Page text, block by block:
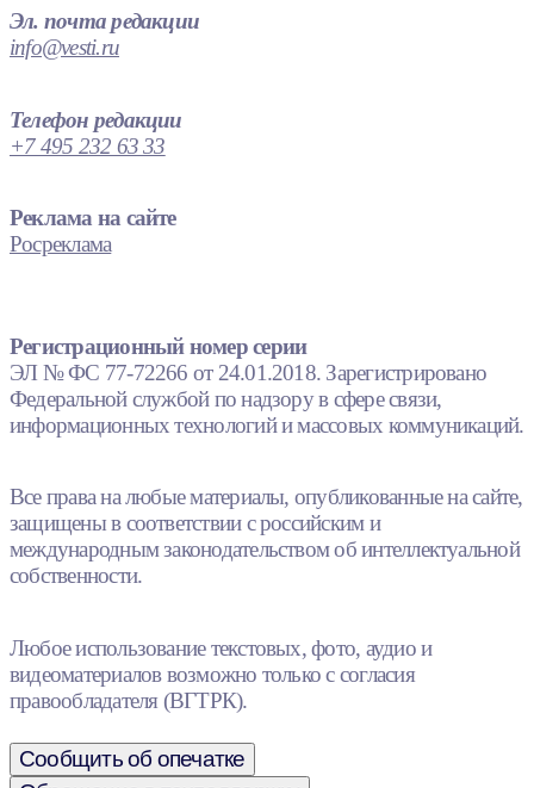
Эл. почта редакции
info@vesti.ru
Телефон редакции
+7 495 232 63 33
Реклама на сайте
Росреклама
Регистрационный номер серии
ЭЛ № ФС 77-72266 от 24.01.2018. Зарегистрировано
Федеральной службой по надзору в сфере связи,
информационных технологий и массовых коммуникаций.
Все права на любые материалы, опубликованные на сайте,
защищены в соответствии с российским и
международным законодательством об интеллектуальной
собственности.
Любое использование текстовых, фото, аудио и
видеоматериалов возможно только с согласия
правообладателя (ВГТРК).
Сообщить об опечатке